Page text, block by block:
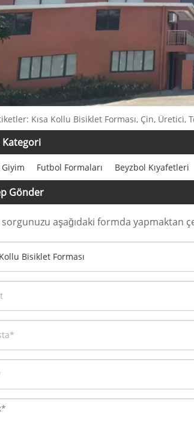
Kısa Kollu Bisiklet Forması, Çin,
Kategori
Futbol Formaları Beyzbol Kıyafetleri
Gönder
aşağıdaki formda yapmaktan